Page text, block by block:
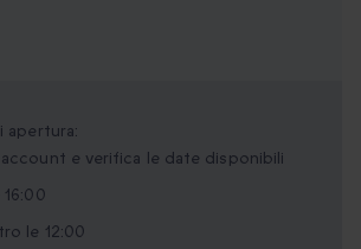
apertura:
e verifica le date disponibili
le 12:00